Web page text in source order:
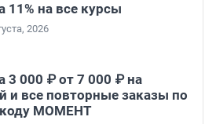
11% на все курсы
2026
3 000 ₽ от 7 000 ₽ на
и все повторные заказы по
МОМЕНТ